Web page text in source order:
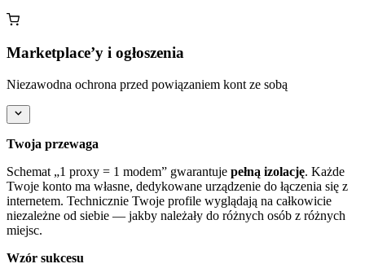
Marketplace’y i ogłoszenia
Niezawodna ochrona przed powiązaniem kont ze sobą
Twoja przewaga
Schemat „1 proxy = 1 modem” gwarantuje pełną izolację. Każde
Twoje konto ma własne, dedykowane urządzenie do łączenia się z
internetem. Technicznie Twoje profile wyglądają na całkowicie
niezależne od siebie — jakby należały do różnych osób z różnych
miejsc.
Wzór sukcesu